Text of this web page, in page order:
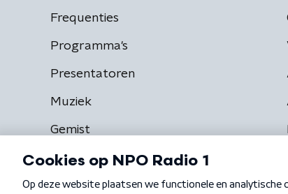
Frequenties
Programma's
Presentatoren
Muziek
Gemist